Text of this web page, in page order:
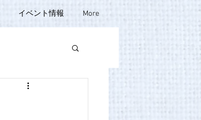
イベント情報 More